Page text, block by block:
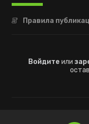
Правила
Войдите или